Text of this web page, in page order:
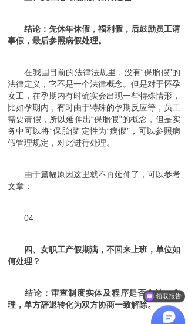
结论：先休年休假，福利假，后鼓励员工请
事假，最后参照病假处理。
在我国目前的法律法规里，没有“保胎假”的
法律定义，它不是一个法律概念。但是对于怀孕
女工，在孕期内有时确实会出现一些特殊情形，
比如孕期内，有时由于特殊的孕期反应等，员工
需要请假，所以延伸出“保胎假”的概念，但是实
务中可以将“保胎假”定性为“病假”，可以参照病
假管理规定，对此进行处理。
由于篇幅原因这里就不再延伸了，可以参考
文章：
04
四、女职工产假期满，不回来上班，单位如
何处理？
结论：审查制度实体及程序是否合法、合
理，单方辞退转化为双方协商一致解除。
领取报告